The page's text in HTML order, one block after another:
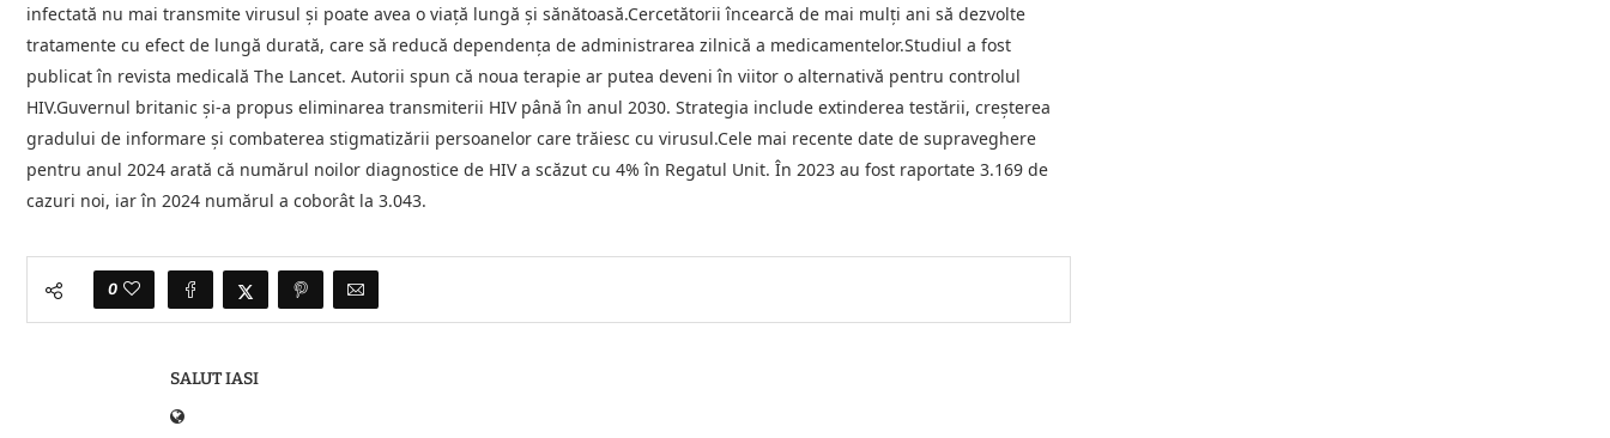
infectată nu mai transmite virusul și poate avea o viață lungă și sănătoasă.Cercetătorii încearcă de mai mulți ani să dezvolte
tratamente cu efect de lungă durată, care să reducă dependența de administrarea zilnică a medicamentelor.Studiul a fost
publicat în revista medicală The Lancet. Autorii spun că noua terapie ar putea deveni în viitor o alternativă pentru controlul
HIV.Guvernul britanic și-a propus eliminarea transmiterii HIV până în anul 2030. Strategia include extinderea testării, creșterea
gradului de informare și combaterea stigmatizării persoanelor care trăiesc cu virusul.Cele mai recente date de supraveghere
pentru anul 2024 arată că numărul noilor diagnostice de HIV a scăzut cu 4% în Regatul Unit. În 2023 au fost raportate 3.169 de
cazuri noi, iar în 2024 numărul a coborât la 3.043.
0
SALUT IASI